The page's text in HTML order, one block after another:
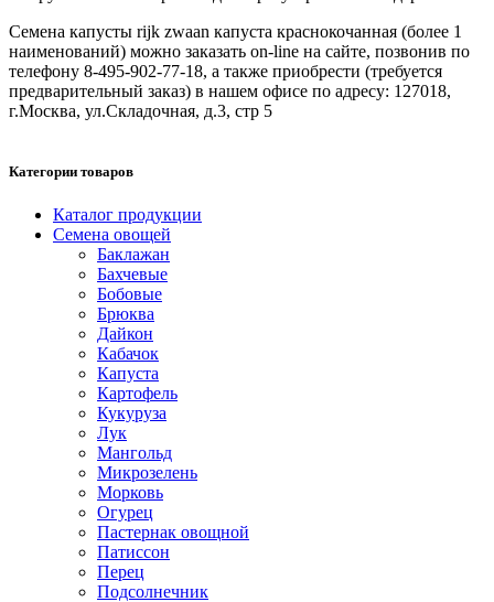
Семена капусты rijk zwaan капуста краснокочанная (более 1
наименований) можно заказать on-line на сайте, позвонив по
телефону 8-495-902-77-18, а также приобрести (требуется
предварительный заказ) в нашем офисе по адресу: 127018,
г.Москва, ул.Складочная, д.3, стр 5
Категории товаров
Каталог продукции
Семена овощей
Баклажан
Бахчевые
Бобовые
Брюква
Дайкон
Кабачок
Капуста
Картофель
Кукуруза
Лук
Мангольд
Микрозелень
Морковь
Огурец
Пастернак овощной
Патиссон
Перец
Подсолнечник